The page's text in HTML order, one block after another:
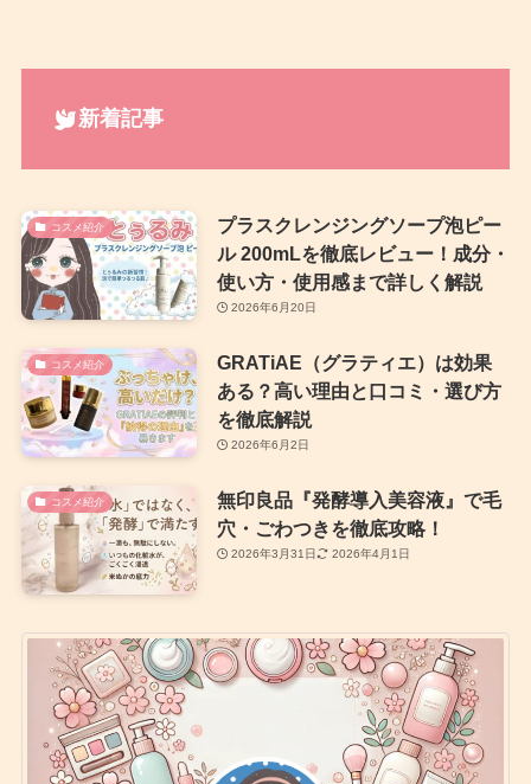
新着記事
コスメ紹介
プラスクレンジングソープ泡ピー
ル 200mLを徹底レビュー！成分・
使い方・使用感まで詳しく解説
2026年6月20日
コスメ紹介
GRATiAE（グラティエ）は効果
ある？高い理由と口コミ・選び方
を徹底解説
2026年6月2日
コスメ紹介
無印良品『発酵導入美容液』で毛
穴・ごわつきを徹底攻略！
2026年3月31日 2026年4月1日